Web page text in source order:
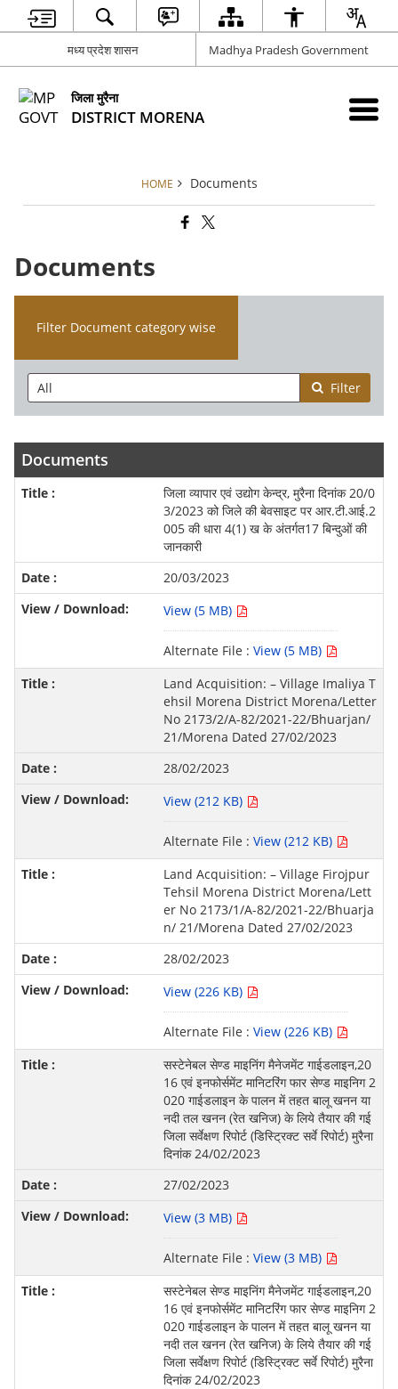
मध्य प्रदेश शासन Madhya Pradesh Government
जिला मुरैना
DISTRICT MORENA
HOME Documents
Documents
Filter Document category wise
Filter
Documents
जिला व्यापार एवं उद्योग केन्द्र, मुरैना दिनांक 20/0
3/2023 को जिले की बेवसाइट पर आर.टी.आई.2
005 की धारा 4(1) ख के अंतर्गत17 बिन्दुओं की
जानकारी
20/03/2023
View (5 MB)
Alternate File : View (5 MB)
Land Acquisition: – Village Imaliya T
ehsil Morena District Morena/Letter
No 2173/2/A-82/2021-22/Bhuarjan/
21/Morena Dated 27/02/2023
28/02/2023
View (212 KB)
Alternate File : View (212 KB)
Land Acquisition: – Village Firojpur
Tehsil Morena District Morena/Lett
er No 2173/1/A-82/2021-22/Bhuarja
n/ 21/Morena Dated 27/02/2023
28/02/2023
View (226 KB)
Alternate File : View (226 KB)
सस्टेनेबल सेण्ड माइनिंग मैनेजमेंट गाईडलाइन,20
16 एवं इनफोर्समेंट मानिटरिंग फार सेण्ड माइनिग 2
020 गाईडलाइन के पालन में तहत बालू खनन या
नदी तल खनन (रेत खनिज) के लिये तैयार की गई
जिला सर्वेक्षण रिपोर्ट (डिस्ट्रिक्ट सर्वे रिपोर्ट) मुरैना
दिनांक 24/02/2023
27/02/2023
View (3 MB)
Alternate File : View (3 MB)
सस्टेनेबल सेण्ड माइनिंग मैनेजमेंट गाईडलाइन,20
16 एवं इनफोर्समेंट मानिटरिंग फार सेण्ड माइनिग 2
020 गाईडलाइन के पालन में तहत बालू खनन या
नदी तल खनन (रेत खनिज) के लिये तैयार की गई
जिला सर्वेक्षण रिपोर्ट (डिस्ट्रिक्ट सर्वे रिपोर्ट) मुरैना
दिनांक 24/02/2023